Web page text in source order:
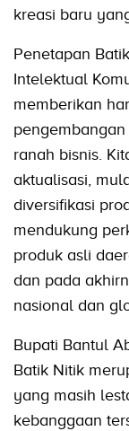
kreasi baru
Penetapan
Intelektual
memberikan
ranah bisnis.
aktualisasi,
diversifikasi
mendukung
produk asli
dan pada
nasional dan
Bupati Bantul
Batik Nitik
yang masih
kebanggaan